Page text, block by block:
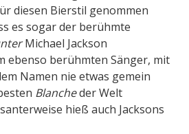
diesen Bierstil genommen
es sogar der berühmte
Michael Jackson
ebenso berühmten Sänger, mit
Namen nie etwas gemein
Blancheder Welt
hieß auch Jacksons